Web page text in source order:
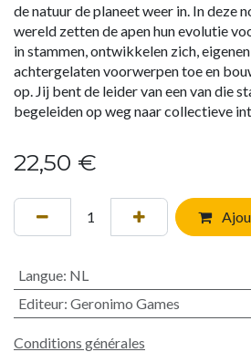
de natuur de planeet weer in. In deze
wereld zetten de apen hun evolutie
in stammen, ontwikkelen zich,
achtergelaten voorwerpen toe en
op. Jij bent de leider van een van die
begeleiden op weg naar collectieve
22,50 €
Langue: NL
Editeur: Geronimo Games
Conditions générales